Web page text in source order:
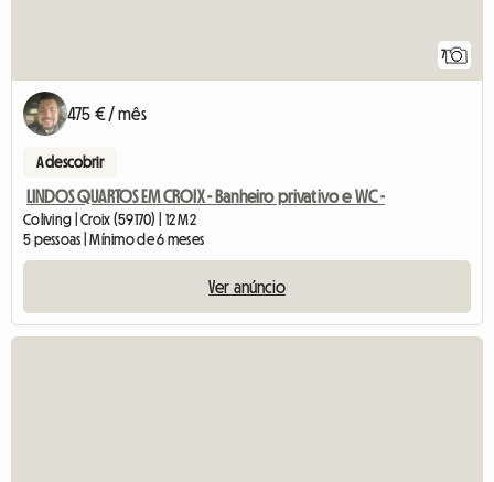
7
475 € / mês
A descobrir
LINDOS QUARTOS EM CROIX - Banheiro privativo e WC -
Coliving | Croix (59170) | 12 M2
5 pessoas | Mínimo de 6 meses
Ver anúncio